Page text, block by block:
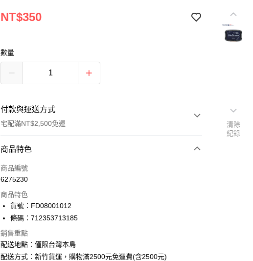
NT$350
數量
付款與運送方式
宅配滿NT$2,500免運
付款方式
信用卡一次付款
街口支付
悠遊付
ATM付款
商品特色
商品編號
6275230
商品特色
貨號：FD08001012
條碼：712353713185
銷售重點
配送地點：僅限台灣本島
配送方式：新竹貨運，購物滿2500元免運費(含2500元)
清除
紀錄